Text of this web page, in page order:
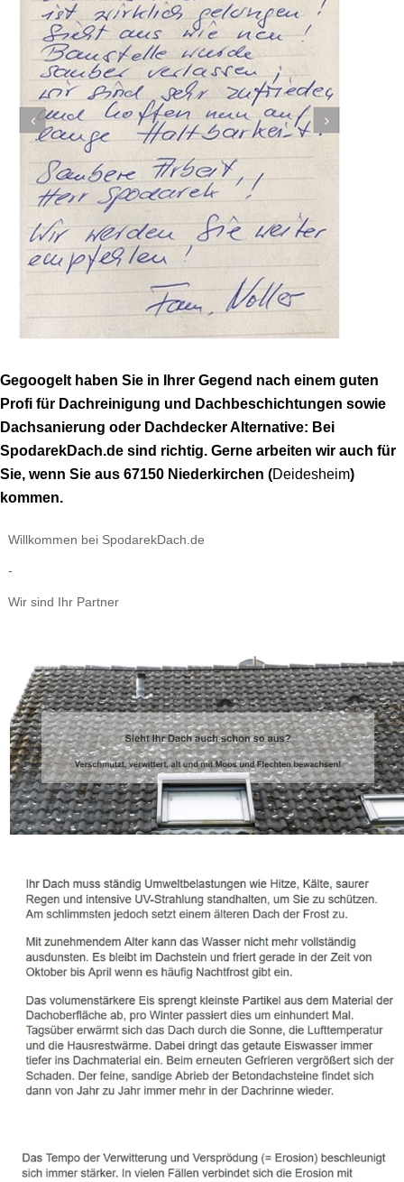
Gegoogelt haben Sie in Ihrer Gegend nach einem guten
Profi für Dachreinigung und Dachbeschichtungen sowie
Dachsanierung oder Dachdecker Alternative: Bei
SpodarekDach.de sind richtig. Gerne arbeiten wir auch für
Sie, wenn Sie aus 67150 Niederkirchen (Deidesheim)
kommen.
Willkommen bei SpodarekDach.de
-
Wir sind Ihr Partner